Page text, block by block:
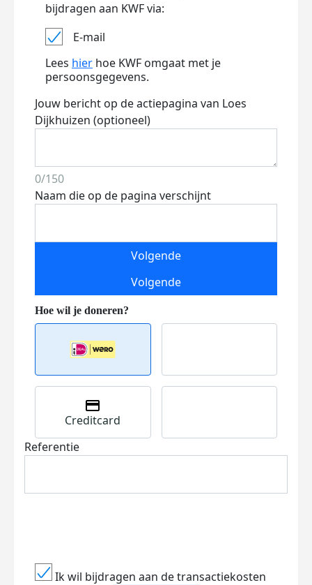
bijdragen aan KWF via:
E-mail
Lees hier hoe KWF omgaat met je
persoonsgegevens.
Jouw bericht op de actiepagina van Loes
Dijkhuizen (optioneel)
0/150
Naam die op de pagina verschijnt
Volgende
Volgende
Creditcard
Referentie
Ik wil bijdragen aan de transactiekosten